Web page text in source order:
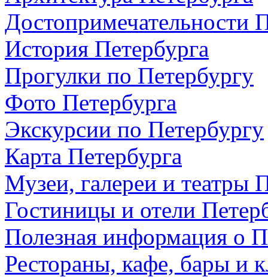
Достопримечательности
История Петербурга
Прогулки по Петербургу
Фото Петербурга
Экскурсии по Петербургу
Карта Петербурга
Музеи, галереи и театры
Гостиницы и отели
Полезная информация о
Рестораны, кафе, бары и